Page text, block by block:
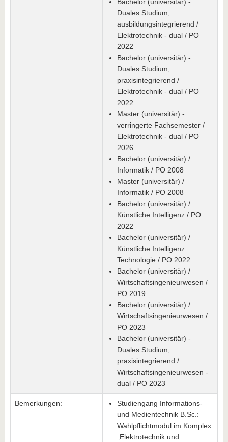
Duales Studium,
ausbildungsintegrierend /
Elektrotechnik - dual / PO
2022
Bachelor (universitär) -
Duales Studium,
praxisintegrierend /
Elektrotechnik - dual / PO
2022
Master (universitär) -
verringerte Fachsemester /
Elektrotechnik - dual / PO
2026
Bachelor (universitär) /
Informatik / PO 2008
Master (universitär) /
Informatik / PO 2008
Bachelor (universitär) /
Künstliche Intelligenz / PO
2022
Bachelor (universitär) /
Künstliche Intelligenz
Technologie / PO 2022
Bachelor (universitär) /
Wirtschaftsingenieurwesen /
PO 2019
Bachelor (universitär) /
Wirtschaftsingenieurwesen /
PO 2023
Bachelor (universitär) -
Duales Studium,
praxisintegrierend /
Wirtschaftsingenieurwesen -
dual / PO 2023
Bemerkungen:
Studiengang Informations-
und Medientechnik B.Sc.:
Wahlpflichtmodul im Komplex
„Elektrotechnik und